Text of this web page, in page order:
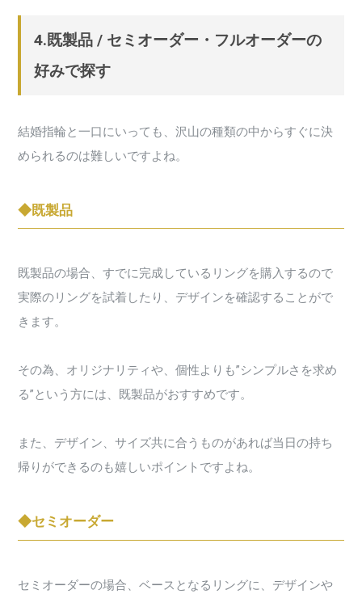
4.既製品 / セミオーダー・フルオーダーの
好みで探す
結婚指輪と一口にいっても、沢山の種類の中からすぐに決
められるのは難しいですよね。
◆既製品
既製品の場合、すでに完成しているリングを購入するので
実際のリングを試着したり、デザインを確認することがで
きます。
その為、オリジナリティや、個性よりも”シンプルさを求め
る”という方には、既製品がおすすめです。
また、デザイン、サイズ共に合うものがあれば当日の持ち
帰りができるのも嬉しいポイントですよね。
◆セミオーダー
セミオーダーの場合、ベースとなるリングに、デザインや